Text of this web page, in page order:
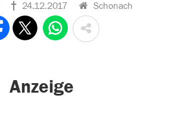
24.12.2017 Schonach
Anzeige